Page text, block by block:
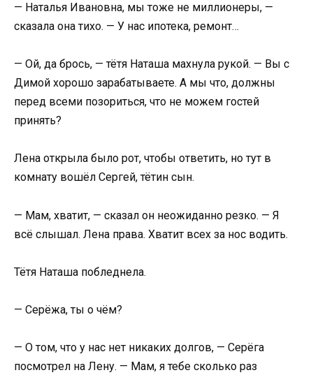
— Наталья Ивановна, мы тоже не миллионеры, —
сказала она тихо. — У нас ипотека, ремонт…
— Ой, да брось, — тётя Наташа махнула рукой. — Вы с
Димой хорошо зарабатываете. А мы что, должны
перед всеми позориться, что не можем гостей
принять?
Лена открыла было рот, чтобы ответить, но тут в
комнату вошёл Сергей, тётин сын.
— Мам, хватит, — сказал он неожиданно резко. — Я
всё слышал. Лена права. Хватит всех за нос водить.
Тётя Наташа побледнела.
— Серёжа, ты о чём?
— О том, что у нас нет никаких долгов, — Серёга
посмотрел на Лену. — Мам, я тебе сколько раз